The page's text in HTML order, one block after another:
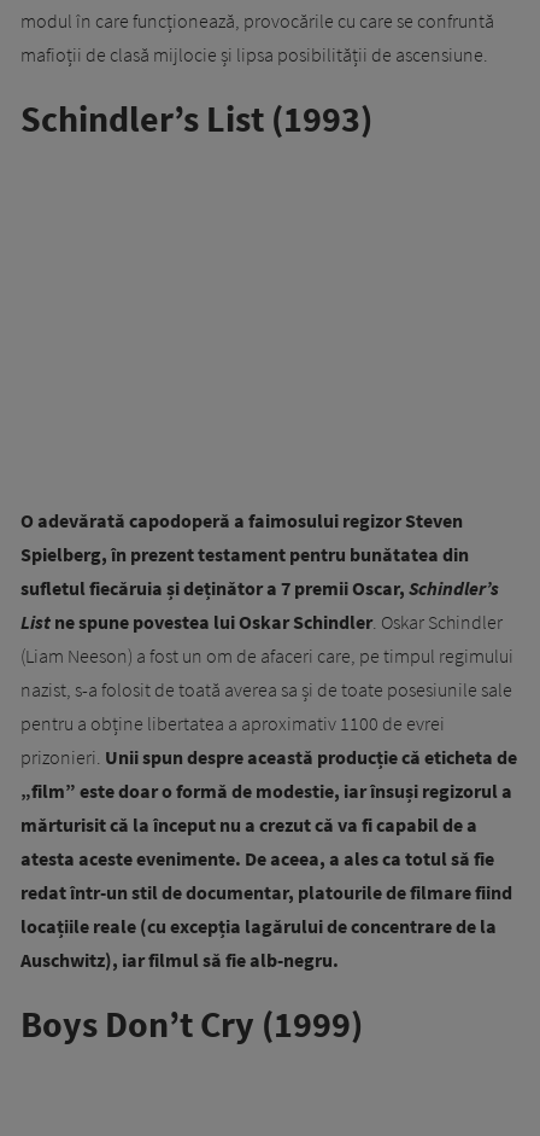
modul în care funcționează, provocările cu care se confruntă
mafioții de clasă mijlocie și lipsa posibilității de ascensiune.
Schindler’s List (1993)
O adevărată capodoperă a faimosului regizor Steven
Spielberg, în prezent testament pentru bunătatea din
sufletul fiecăruia și deținător a 7 premii Oscar, Schindler’s
List ne spune povestea lui Oskar Schindler. Oskar Schindler
(Liam Neeson) a fost un om de afaceri care, pe timpul regimului
nazist, s-a folosit de toată averea sa și de toate posesiunile sale
pentru a obține libertatea a aproximativ 1100 de evrei
prizonieri. Unii spun despre această producție că eticheta de
„film” este doar o formă de modestie, iar însuși regizorul a
mărturisit că la început nu a crezut că va fi capabil de a
atesta aceste evenimente. De aceea, a ales ca totul să fie
redat într-un stil de documentar, platourile de filmare fiind
locațiile reale (cu excepția lagărului de concentrare de la
Auschwitz), iar filmul să fie alb-negru.
Boys Don’t Cry (1999)